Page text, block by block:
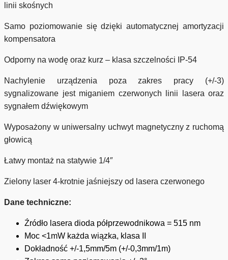
linii skośnych
Samo poziomowanie się dzięki automatycznej amortyzacji
kompensatora
Odporny na wodę oraz kurz – klasa szczelności IP-54
Nachylenie urządzenia poza zakres pracy (+/-3)
sygnalizowane jest miganiem czerwonych linii lasera oraz
sygnałem dźwiękowym
Wyposażony w uniwersalny uchwyt magnetyczny z ruchomą
głowicą
Łatwy montaż na statywie 1/4″
Zielony laser 4-krotnie jaśniejszy od lasera czerwonego
Dane techniczne:
Źródło lasera dioda półprzewodnikowa = 515 nm
Moc <1mW każda wiązka, klasa II
Dokładność +/-1,5mm/5m (+/-0,3mm/1m)